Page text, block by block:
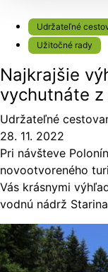
Udržateľné
Užitočné rady
Najkrajšie
vychutnáte
Udržateľné
28. 11. 2022
Pri návšteve
novootvoreného
Vás krásnymi
vodnú nádrž